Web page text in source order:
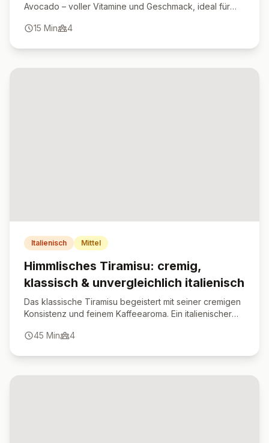
Avocado – voller Vitamine und Geschmack, ideal für
15 Min 4
Italienisch Mittel
Himmlisches Tiramisu: cremig,
klassisch & unvergleichlich italienisch
Das klassische Tiramisu begeistert mit seiner cremigen
Konsistenz und feinem Kaffeearoma. Ein italienischer
45 Min 4